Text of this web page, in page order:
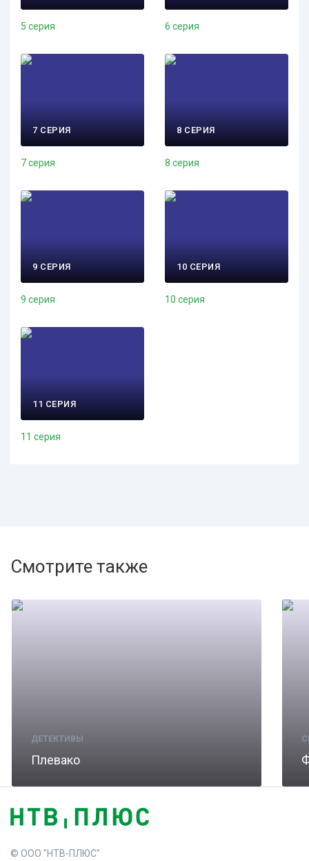
5 серия 6 серия
7 СЕРИЯ
7 серия
8 СЕРИЯ
8 серия
9 СЕРИЯ
9 серия
10 СЕРИЯ
10 серия
11 СЕРИЯ
11 серия
Смотрите также
ДЕТЕКТИВЫ
Плевако
© ООО "НТВ-ПЛЮС"